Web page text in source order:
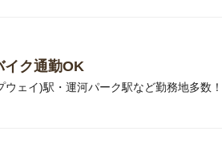
イク通勤OK
ウェイ)駅・運河パーク駅など勤務地多数！